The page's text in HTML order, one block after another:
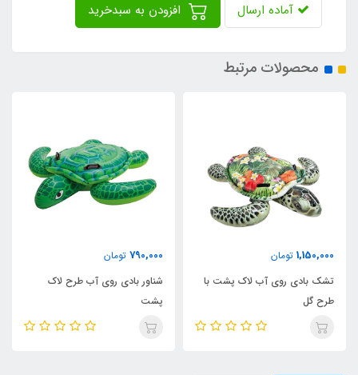
آماده ارسال
محصولات مرتبط
با
790,000
شناور بادی روی آب طرح لاک
350,000
جلیقه بادی زرد رنگ 123